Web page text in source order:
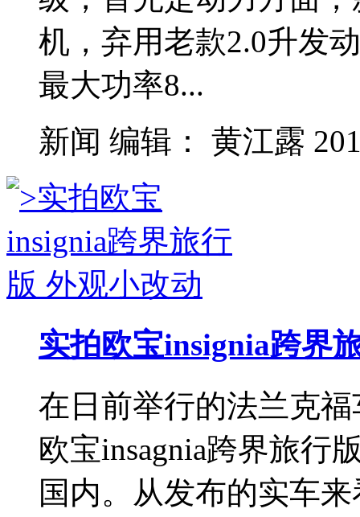
机，弃用老款2.0升发
最大功率8...
新闻 编辑： 黄江露
实拍欧宝insignia跨界
在日前举行的法兰克
欧宝insagnia跨界旅行
国内。从发布的实车